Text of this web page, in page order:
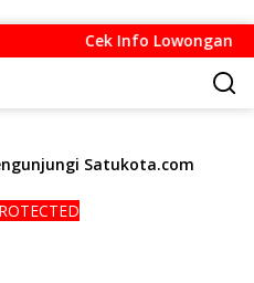
Cek Info Lowongan
Satukota.com